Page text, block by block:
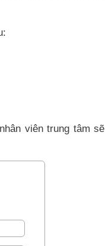
viên trung tâm sẽ